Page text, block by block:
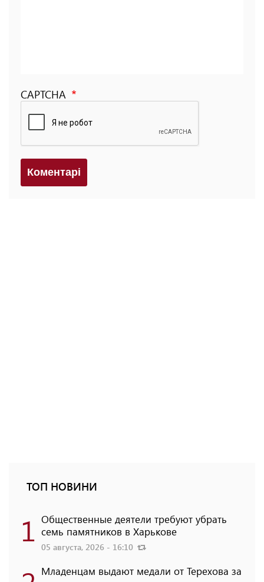
CAPTCHA
Коментарi
ТОП НОВИНИ
1 Общественные деятели требуют убрать
семь памятников в Харькове
05 августа, 2026 - 16:10
Младенцам выдают медали от Терехова за